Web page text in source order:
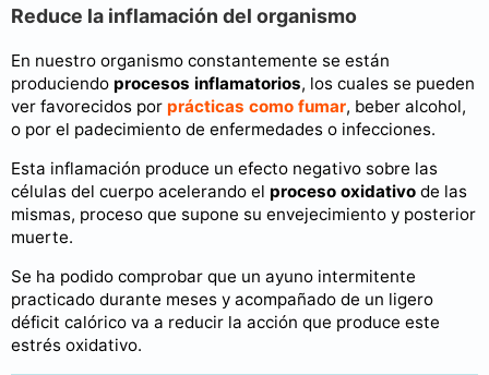
Reduce la inflamación del organismo
En nuestro organismo constantemente se están
produciendo procesos inflamatorios, los cuales se pueden
ver favorecidos por prácticas como fumar, beber alcohol,
o por el padecimiento de enfermedades o infecciones.
Esta inflamación produce un efecto negativo sobre las
células del cuerpo acelerando el proceso oxidativo de las
mismas, proceso que supone su envejecimiento y posterior
muerte.
Se ha podido comprobar que un ayuno intermitente
practicado durante meses y acompañado de un ligero
déficit calórico va a reducir la acción que produce este
estrés oxidativo.